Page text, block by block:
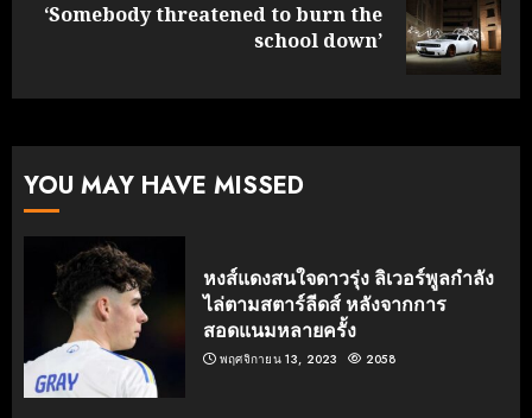
Next
‘Somebody threatened to burn the
school down’
YOU MAY HAVE MISSED
หงส์แดงสนใจดาวรุ่ง ลิเวอร์พูลกำลัง
ไล่ตามสตาร์ลีดส์ หลังจากการ
สอดแนมหลายครั้ง
พฤศจิกายน 13, 2023 2058